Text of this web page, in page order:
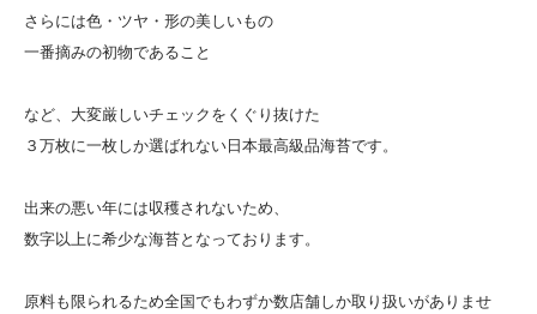
さらには色・ツヤ・形の美しいもの
一番摘みの初物であること
など、大変厳しいチェックをくぐり抜けた
３万枚に一枚しか選ばれない日本最高級品海苔です。
出来の悪い年には収穫されないため、
数字以上に希少な海苔となっております。
原料も限られるため全国でもわずか数店舗しか取り扱いがありませ